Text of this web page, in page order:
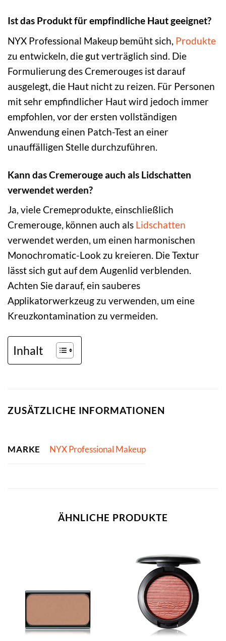
Ist das Produkt für empfindliche Haut geeignet?
NYX Professional Makeup bemüht sich, Produkte
zu entwickeln, die gut verträglich sind. Die
Formulierung des Cremerouges ist darauf
ausgelegt, die Haut nicht zu reizen. Für Personen
mit sehr empfindlicher Haut wird jedoch immer
empfohlen, vor der ersten vollständigen
Anwendung einen Patch-Test an einer
unauffälligen Stelle durchzuführen.
Kann das Cremerouge auch als Lidschatten
verwendet werden?
Ja, viele Cremeprodukte, einschließlich
Cremerouge, können auch als Lidschatten
verwendet werden, um einen harmonischen
Monochromatic-Look zu kreieren. Die Textur
lässt sich gut auf dem Augenlid verblenden.
Achten Sie darauf, ein sauberes
Applikatorwerkzeug zu verwenden, um eine
Kreuzkontamination zu vermeiden.
Inhalt
ZUSÄTZLICHE INFORMATIONEN
MARKE NYX Professional Makeup
ÄHNLICHE PRODUKTE